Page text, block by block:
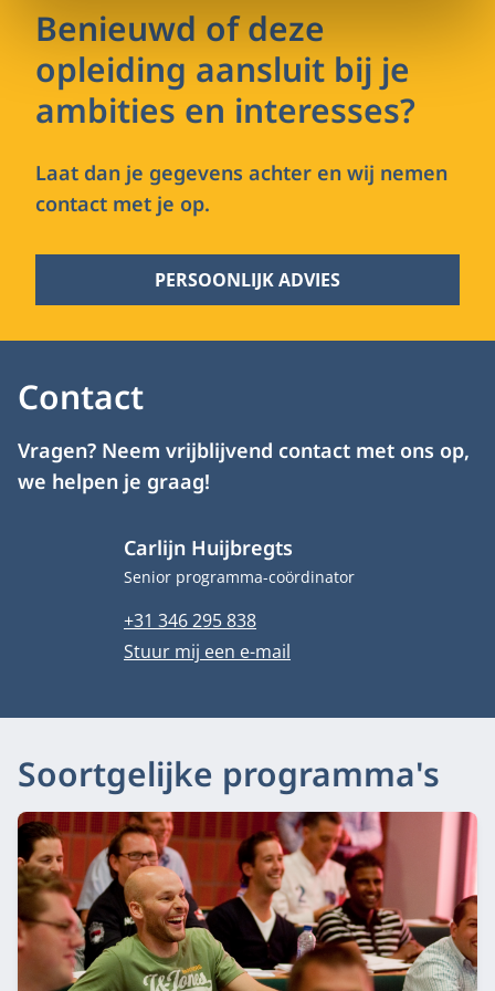
Benieuwd of deze
opleiding aansluit bij je
ambities en interesses?
Laat dan je gegevens achter en wij nemen
contact met je op.
PERSOONLIJK ADVIES
Contact
Vragen? Neem vrijblijvend contact met ons op,
we helpen je graag!
Carlijn Huijbregts
Functietitel
Senior programma-coördinator
Telefoonnummer
+31 346 295 838
E-mailadres
Stuur mij een e-mail
Soortgelijke programma's